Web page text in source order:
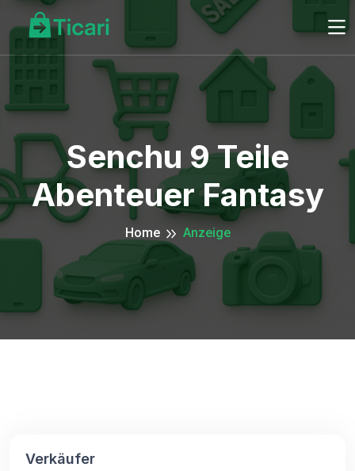
Senchu 9 Teile
Abenteuer Fantasy
Home Anzeige
Verkäufer